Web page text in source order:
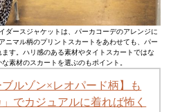
ダースジャケットは、パーカコーデのアレンジに
ニマル柄のプリントスカートをあわせても、パー
す。ハリ感のある素材やタイトスカートではな
素材のスカートを選ぶのもポイント。
ブルゾン×レオパード柄】も
」でカジュアルに着れば怖く